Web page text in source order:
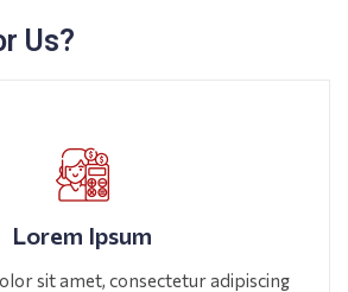
Us?
Lorem Ipsum
sit amet, consectetur adipiscing